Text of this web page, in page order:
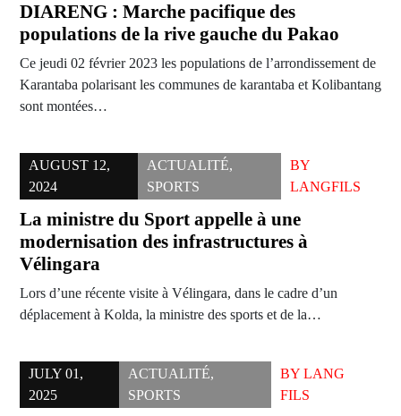
DIARENG : Marche pacifique des
populations de la rive gauche du Pakao
Ce jeudi 02 février 2023 les populations de l’arrondissement de
Karantaba polarisant les communes de karantaba et Kolibantang
sont montées…
AUGUST 12,
2024
ACTUALITÉ,
SPORTS
BY
LANGFILS
La ministre du Sport appelle à une
modernisation des infrastructures à
Vélingara
Lors d’une récente visite à Vélingara, dans le cadre d’un
déplacement à Kolda, la ministre des sports et de la…
JULY 01,
2025
ACTUALITÉ,
SPORTS
BYLANG
FILS